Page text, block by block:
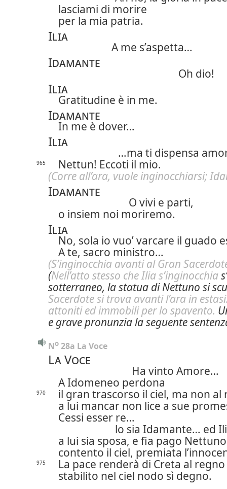
lasciami di morire
per la mia patria.
Ilia
A me s’aspetta…
Idamante
Oh dio!
Ilia
Gratitudine è in me.
Idamante
In me è dover…
Ilia
…ma ti dispensa
965
Nettun! Eccoti il mio.
(Corre all’ara, vuole inginocchiarsi;
Idamante
O vivi e parti,
o insiem noi moriremo.
Ilia
No, sola io vuo’ varcare il guado
A te, sacro ministro…
(S’inginocchia avanti al Gran
(Nell’atto stesso che Ilia s’inginocchia
sotterraneo, la statua di Nettuno si
Sacerdote si trova avanti l’ara in
attoniti ed immobili per lo spavento.
e grave pronunzia la seguente
No 28a La Voce
La Voce
Ha vinto Amore…
A Idomeneo perdona
970
il gran trascorso il ciel, ma non al
a lui mancar non lice a sue
Cessi esser re…
lo sia Idamante… ed
a lui sia sposa, e fia pago
contento il ciel, premiata
975
La pace renderà di Creta al regno
stabilito nel ciel nodo sì degno.